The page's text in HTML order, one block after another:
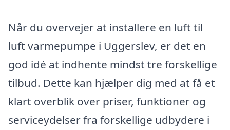
Når du overvejer at installere en luft til
luft varmepumpe i Uggerslev, er det en
god idé at indhente mindst tre forskellige
tilbud. Dette kan hjælper dig med at få et
klart overblik over priser, funktioner og
serviceydelser fra forskellige udbydere i